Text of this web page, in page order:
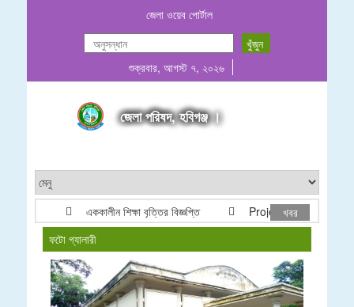
জেলা ওয়েব পোর্টাল
শুক্রবার, আগস্ট ৭, ২০২৬
জেলা পরিষদ, হবিগঞ্জ ।
এককালীন শিক্ষা বৃত্তির বিজ্ঞপ্তি Project list ADP &
খবর
ফটো গ্যালারী